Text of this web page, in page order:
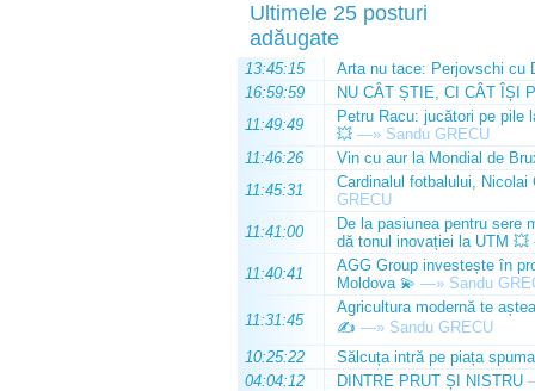
Ultimele 25 posturi
adăugate
13:45:15
Arta nu tace: Perjovschi cu
16:59:59
NU CÂT ȘTIE, CI CÂT ÎȘI
11:49:49
Petru Racu: jucători pe pile
💥 —» Sandu GRECU
11:46:26
Vin cu aur la Mondial de
11:45:31
Cardinalul fotbalului,
GRECU
11:41:00
De la pasiunea pentru sere
dă tonul inovației la UTM 💥
11:40:41
AGG Group investește în
Moldova 💫 —» Sandu
11:31:45
Agricultura modernă te
✍️ —» Sandu GRECU
10:25:22
Sălcuța intră pe piața
04:04:12
DINTRE PRUT ȘI NISTRU